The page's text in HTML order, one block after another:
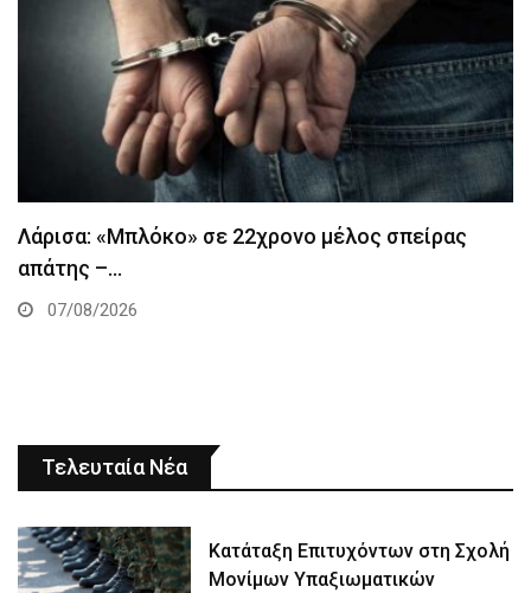
Λάρισα: «Μπλόκο» σε 22χρονο μέλος σπείρας
απάτης –…
07/08/2026
Τελευταία Νέα
Κατάταξη Επιτυχόντων στη Σχολή
Μονίμων Υπαξιωματικών